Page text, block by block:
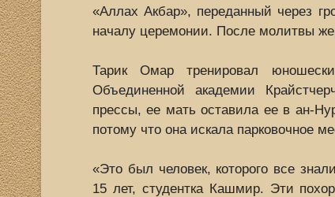
«Аллах Акбар», переданный через
началу церемонии. После молитвы
Тарик Омар тренировал
Объединенной академии
прессы, ее мать оставила ее в ан-
потому что она искала парковочное
«Это был человек, которого все
15 лет, студентка Кашмир. Эти